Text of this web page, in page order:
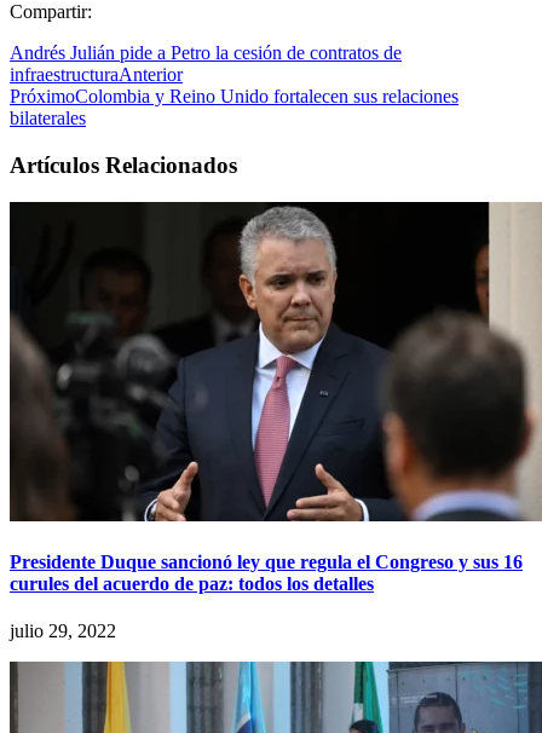
Compartir:
Andrés Julián pide a Petro la cesión de contratos de
infraestructuraAnterior
PróximoColombia y Reino Unido fortalecen sus relaciones
bilaterales
Artículos Relacionados
Presidente Duque sancionó ley que regula el Congreso y sus 16
curules del acuerdo de paz: todos los detalles
julio 29, 2022